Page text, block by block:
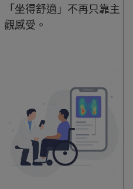
「坐得舒適」不再只靠主
觀感受。